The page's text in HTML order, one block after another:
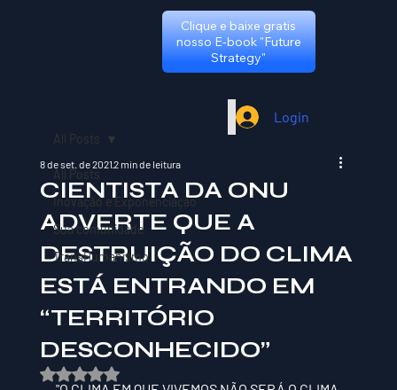
Clique e baixe gratis
nosso E-book "Future
Strategy"
Login
All Posts
Inovação e Exponenciação
Sua comunidade
TransHumanismo
All Posts
CIENTISTA DA ONU
ADVERTE QUE A
DESTRUIÇÃO DO CLIMA
ESTÁ ENTRANDO EM
“TERRITÓRIO
DESCONHECIDO”
8 de set. de 20212 min de leitura
Avaliado com NaN de 5 estrelas.